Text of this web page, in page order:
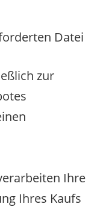
Datei
zur
Ihre
Ihres Kaufs